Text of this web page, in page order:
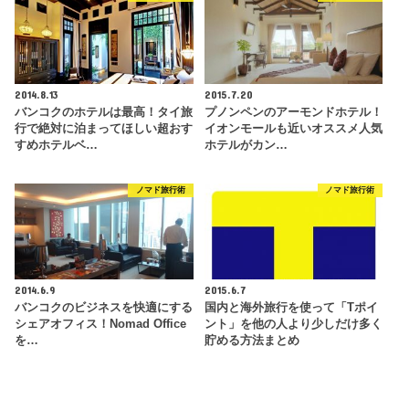
2014.8.13
バンコクのホテルは最高！タイ旅
行で絶対に泊まってほしい超おす
すめホテルベ…
2015.7.20
プノンペンのアーモンドホテル！
イオンモールも近いオススメ人気
ホテルがカン…
ノマド旅行術
2014.6.9
バンコクのビジネスを快適にする
シェアオフィス！Nomad Office
を…
ノマド旅行術
2015.6.7
国内と海外旅行を使って「Tポイ
ント」を他の人より少しだけ多く
貯める方法まとめ